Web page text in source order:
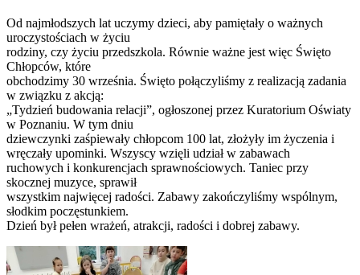
Od najmłodszych lat uczymy dzieci, aby pamiętały o ważnych
uroczystościach w życiu
rodziny, czy życiu przedszkola. Równie ważne jest więc Święto
Chłopców, które
obchodzimy 30 września. Święto połączyliśmy z realizacją zadania
w związku z akcją:
„Tydzień budowania relacji”, ogłoszonej przez Kuratorium Oświaty
w Poznaniu. W tym dniu
dziewczynki zaśpiewały chłopcom 100 lat, złożyły im życzenia i
wręczały upominki. Wszyscy wzięli udział w zabawach
ruchowych i konkurencjach sprawnościowych. Taniec przy
skocznej muzyce, sprawił
wszystkim najwięcej radości. Zabawy zakończyliśmy wspólnym,
słodkim poczęstunkiem.
Dzień był pełen wrażeń, atrakcji, radości i dobrej zabawy.